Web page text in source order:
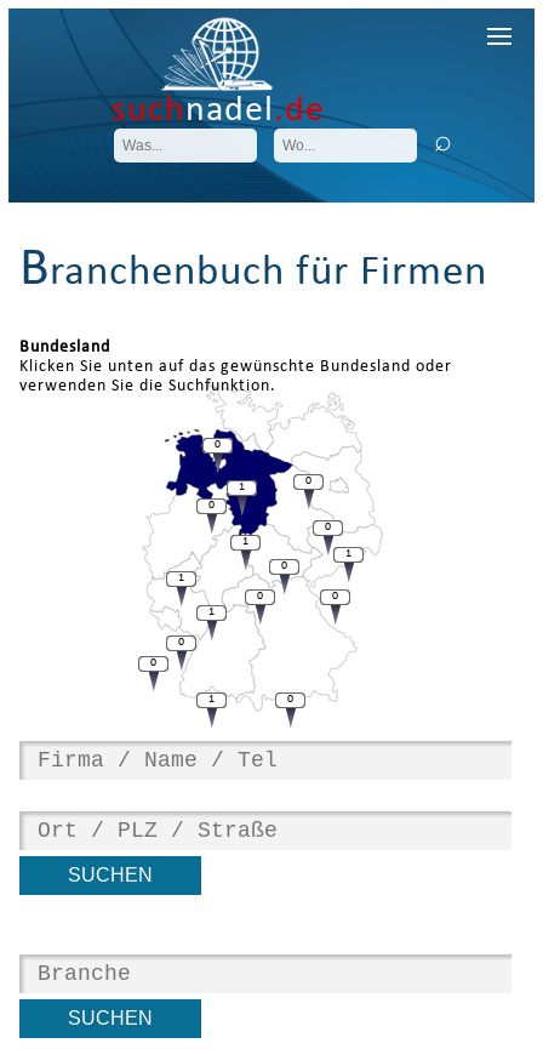
suchnadel.de
Branchenbuch für Firmen
Bundesland
Klicken Sie unten auf das gewünschte Bundesland oder
verwenden Sie die Suchfunktion.
0
1
1
0
0
0
1
0
0
1
0
1
0
1
0
0